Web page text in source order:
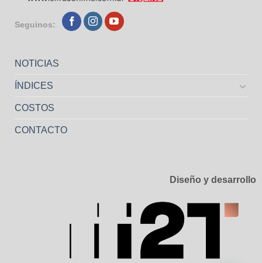
Seguinos:
NOTICIAS
ÍNDICES
COSTOS
CONTACTO
Diseño y desarrollo